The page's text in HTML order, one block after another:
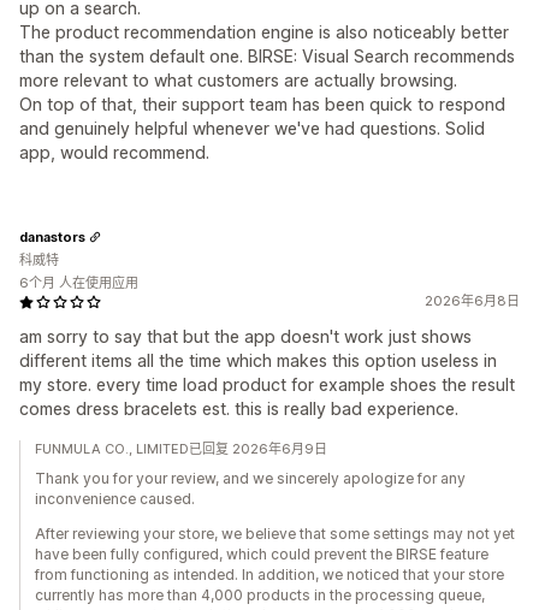
up on a search.
The product recommendation engine is also noticeably better
than the system default one. BIRSE: Visual Search recommends
more relevant to what customers are actually browsing.
On top of that, their support team has been quick to respond
and genuinely helpful whenever we've had questions. Solid
app, would recommend.
2026年6月8日
am sorry to say that but the app doesn't work just shows
different items all the time which makes this option useless in
my store. every time load product for example shoes the result
comes dress bracelets est. this is really bad experience.
danastors
科威特
6个月 人在使用应用
FUNMULA CO., LIMITED已回复 2026年6月9日
Thank you for your review, and we sincerely apologize for any
inconvenience caused.
After reviewing your store, we believe that some settings may not yet
have been fully configured, which could prevent the BIRSE feature
from functioning as intended. In addition, we noticed that your store
currently has more than 4,000 products in the processing queue,